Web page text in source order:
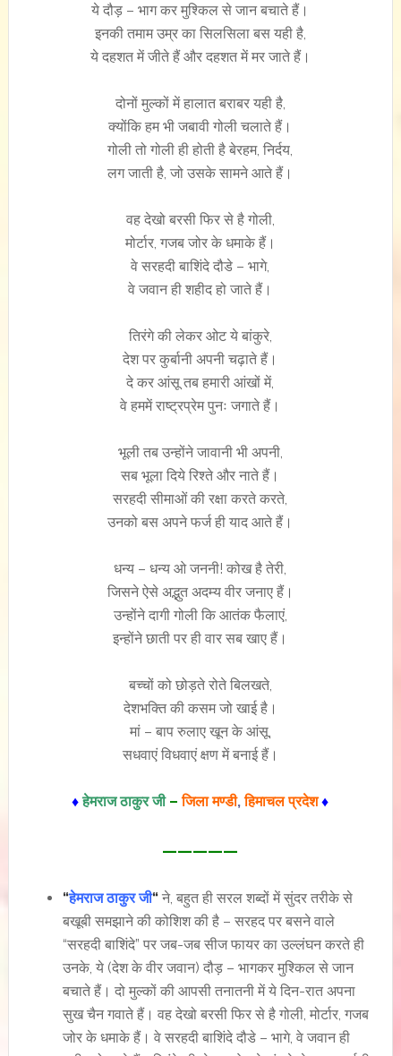
ये दौड़ – भाग कर मुश्किल से जान बचाते हैं।
इनकी तमाम उम्र का सिलसिला बस यही है,
ये दहशत में जीते हैं और दहशत में मर जाते हैं।
दोनों मुल्कों में हालात बराबर यही है,
क्योंकि हम भी जबावी गोली चलाते हैं।
गोली तो गोली ही होती है बेरहम, निर्दय,
लग जाती है, जो उसके सामने आते हैं।
वह देखो बरसी फिर से है गोली,
मोर्टार, गजब जोर के धमाके हैं।
वे सरहदी बाशिंदे दौडे – भागे,
वे जवान ही शहीद हो जाते हैं।
तिरंगे की लेकर ओट ये बांकुरे,
देश पर कुर्बानी अपनी चढ़ाते हैं।
दे कर आंसू तब हमारी आंखों में,
वे हममें राष्ट्रप्रेम पुनः जगाते हैं।
भूली तब उन्होंने जावानी भी अपनी,
सब भूला दिये रिश्ते और नाते हैं।
सरहदी सीमाओं की रक्षा करते करते,
उनको बस अपने फर्ज ही याद आते हैं।
धन्य – धन्य ओ जननी! कोख है तेरी,
जिसने ऐसे अद्भुत अदम्य वीर जनाए हैं।
उन्होंने दागी गोली कि आतंक फैलाएं,
इन्होंने छाती पर ही वार सब खाए हैं।
बच्चों को छोड़ते रोते बिलखते,
देशभक्ति की कसम जो खाई है।
मां – बाप रुलाए खून के आंसू,
सधवाएं विधवाएं क्षण में बनाई हैं।
♦ हेमराज ठाकुर जी–जिला मण्डी,हिमाचल प्रदेश ♦
—————
“हेमराज ठाकुर जी“ने, बहुत ही सरल शब्दों में सुंदर तरीके से
बखूबी समझाने की कोशिश की है – सरहद पर बसने वाले
“सरहदी बाशिंदे” पर जब-जब सीज फायर का उल्लंघन करते ही
उनके, ये (देश के वीर जवान) दौड़ – भागकर मुश्किल से जान
बचाते हैं। दो मुल्कों की आपसी तनातनी में ये दिन-रात अपना
सुख चैन गवाते हैं। वह देखो बरसी फिर से है गोली, मोर्टार, गजब
जोर के धमाके हैं। वे सरहदी बाशिंदे दौडे – भागे, वे जवान ही